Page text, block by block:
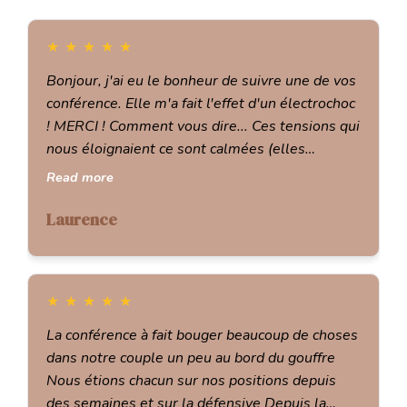
★ ★ ★ ★ ★
Bonjour, j'ai eu le bonheur de suivre une de vos
conférence. Elle m'a fait l'effet d'un électrochoc
! MERCI ! Comment vous dire... Ces tensions qui
nous éloignaient ce sont calmées (elles
reviendront c'est certain ! Mais j'aurai déjà
malheureux que votre méthode ne puisse pas
heureux à deux, comme vous le disiez, elle
Vraiment, inscrivez vous et écouter.... C'est un
bouleversement radical dans comment vivre
son couple. Merci pour ce cadeau fait à travers
votre conférence. Et merci pour ce mouvement
incroyable dans mon couple, même si j'ai
Read more
Laurence
★ ★ ★ ★ ★
La conférence à fait bouger beaucoup de choses
dans notre couple un peu au bord du gouffre
Nous étions chacun sur nos positions depuis
des semaines et sur la défensive Depuis la